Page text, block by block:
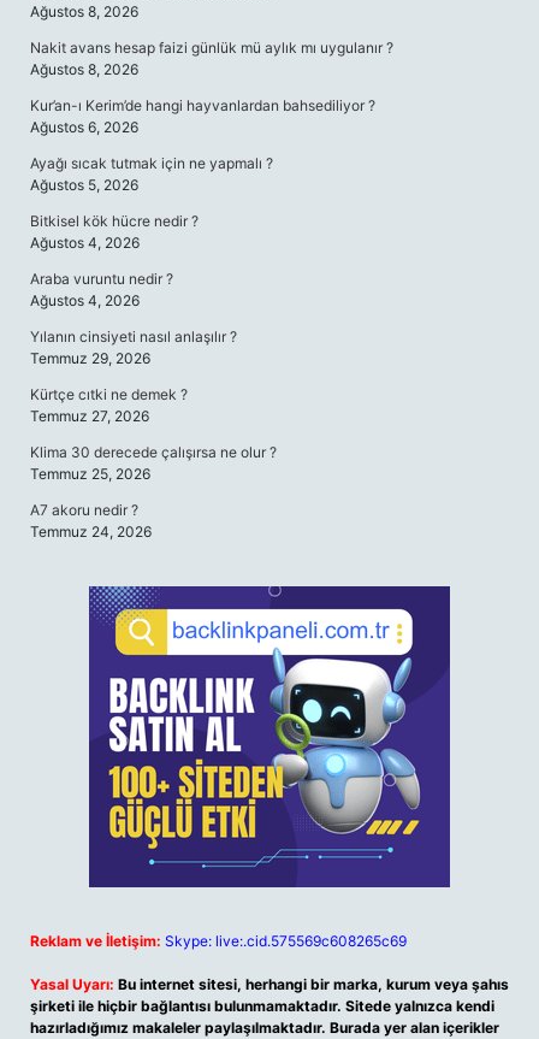
Ağustos 8, 2026
Nakit avans hesap faizi günlük mü aylık mı uygulanır ?
Ağustos 8, 2026
Kur’an-ı Kerim’de hangi hayvanlardan bahsediliyor ?
Ağustos 6, 2026
Ayağı sıcak tutmak için ne yapmalı ?
Ağustos 5, 2026
Bitkisel kök hücre nedir ?
Ağustos 4, 2026
Araba vuruntu nedir ?
Ağustos 4, 2026
Yılanın cinsiyeti nasıl anlaşılır ?
Temmuz 29, 2026
Kürtçe cıtki ne demek ?
Temmuz 27, 2026
Klima 30 derecede çalışırsa ne olur ?
Temmuz 25, 2026
A7 akoru nedir ?
Temmuz 24, 2026
Reklam ve İletişim: Skype: live:.cid.575569c608265c69
Yasal Uyarı: Bu internet sitesi, herhangi bir marka, kurum veya şahıs
şirketi ile hiçbir bağlantısı bulunmamaktadır. Sitede yalnızca kendi
hazırladığımız makaleler paylaşılmaktadır. Burada yer alan içerikler